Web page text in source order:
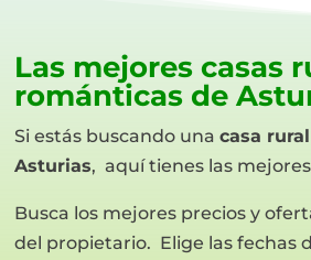
Las mejores casas
románticas de
Si estás buscando unacasa
Asturias, aquí tienes las
Busca los mejores precios y
del propietario. Elige las fechas